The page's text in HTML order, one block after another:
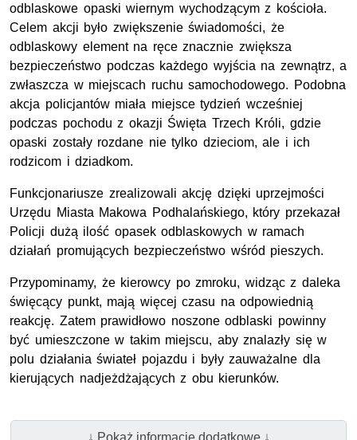
odblaskowe opaski wiernym wychodzącym z kościoła.
Celem akcji było zwiększenie świadomości, że
odblaskowy element na ręce znacznie zwiększa
bezpieczeństwo podczas każdego wyjścia na zewnątrz, a
zwłaszcza w miejscach ruchu samochodowego. Podobna
akcja policjantów miała miejsce tydzień wcześniej
podczas pochodu z okazji Święta Trzech Króli, gdzie
opaski zostały rozdane nie tylko dzieciom, ale i ich
rodzicom i dziadkom.
Funkcjonariusze zrealizowali akcję dzięki uprzejmości
Urzędu Miasta Makowa Podhalańskiego, który przekazał
Policji dużą ilość opasek odblaskowych w ramach
działań promujących bezpieczeństwo wśród pieszych.
Przypominamy, że kierowcy po zmroku, widząc z daleka
święcący punkt, mają więcej czasu na odpowiednią
reakcję. Zatem prawidłowo noszone odblaski powinny
być umieszczone w takim miejscu, aby znalazły się w
polu działania świateł pojazdu i były zauważalne dla
kierujących nadjeżdżających z obu kierunków.
↓ Pokaż informacje dodatkowe ↓